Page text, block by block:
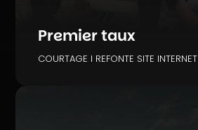
Premier taux
COURTAGE I REFONTE SITE INTERNET